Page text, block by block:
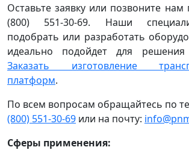
Оставьте заявку или позвоните нам
(800) 551-30-69. Наши
подобрать или разработать
идеально подойдет для
Заказать изготовление
платформ.
По всем вопросам обращайтесь по
(800) 551-30-69 или на почту:
Сферы применения: